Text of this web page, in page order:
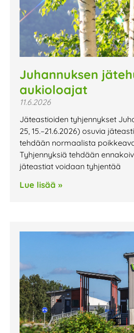
Juhannuksen
aukioloajat
11.6.2026
Jäteastioiden tyhjennykset
25, 15.–21.6.2026) osuvia
tehdään normaalista
Tyhjennyksiä tehdään
jäteastiat voidaan tyhjentää
Lue lisää »